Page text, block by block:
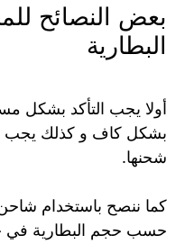
بعض النصائح
البطارية
أولا يجب التأكد بشكل
بشكل كاف و كذلك يجب
شحنها.
كما ننصح باستخدام
حسب حجم البطارية في